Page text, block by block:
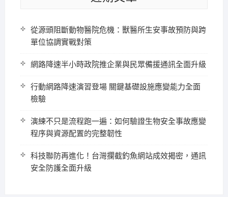
從源頭阻斷動物醫院危機：獸醫所生安事故預防與跨
單位協調實戰對策
網路降速半小時政院推企業與民眾備援通訊全面升級
行動網路降速演習登場 關鍵基礎設施應變能力全面
檢驗
演練不只是流程跑一遍：如何驗證生物安全事故應變
程序與資源配置的完整韌性
科技聯防再進化！台灣攔截釣魚網站成效揭密，通訊
安全防護全面升級